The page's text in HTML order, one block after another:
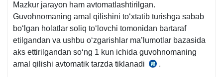
Mazkur jarayon ham avtomatlashtirilgan.
Guvohnomaning amal qilishini toʻхtatib turishga sabab
boʻlgan holatlar soliq toʻlovchi tomonidan bartaraf
etilgandan va ushbu oʻzgarishlar ma’lumotlar bazasida
aks ettirilgandan soʻng 1 kun ichida guvohnomaning
amal qilishi avtomatik tarzda tiklanadi
22.09.2021
.